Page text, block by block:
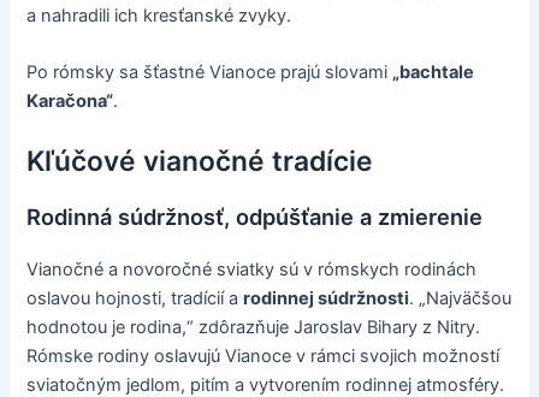
a nahradili ich kresťanské zvyky.
Po rómsky sa šťastné Vianoce prajú slovami „bachtale
Karačona“.
Kľúčové vianočné tradície
Rodinná súdržnosť, odpúšťanie a zmierenie
Vianočné a novoročné sviatky sú v rómskych rodinách
oslavou hojnosti, tradícií arodinnej súdržnosti. „Najväčšou
hodnotou je rodina,“ zdôrazňuje Jaroslav Bihary z Nitry.
Rómske rodiny oslavujú Vianoce v rámci svojich možností
sviatočným jedlom, pitím a vytvorením rodinnej atmosféry.